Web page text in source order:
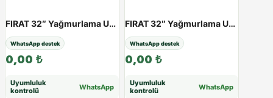
FIRAT 32″ Yağmurlama Uzatma Borusu (Mavi) | 25 - 100 cm - 75cm
WhatsApp destek
0,00 ₺
Uyumluluk
kontrolü
WhatsApp
FIRAT 32″ Yağmurlama Uzatma Borusu | 25 - 100 cm - 100cm
WhatsApp destek
0,00 ₺
Uyumluluk
kontrolü
WhatsApp